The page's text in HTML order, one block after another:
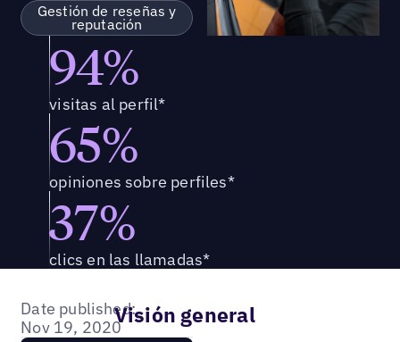
Gestión de reseñas y
reputación
94%
visitas al perfil*
65%
opiniones sobre perfiles*
37%
clics en las llamadas*
Date published:
Nov 19, 2020Visión general